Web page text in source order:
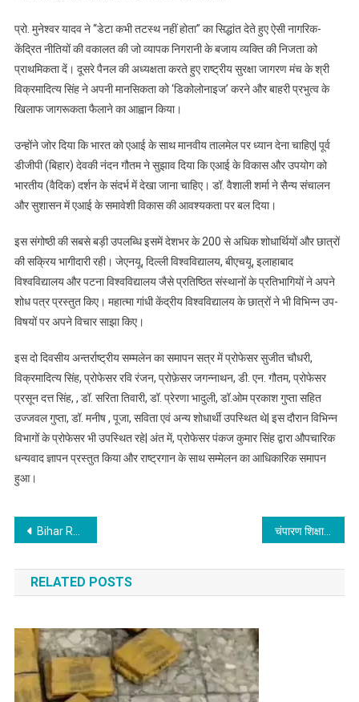
प्रो. मुनेश्वर यादव ने “डेटा कभी तटस्थ नहीं होता” का सिद्धांत देते हुए ऐसी नागरिक-
केंद्रित नीतियों की वकालत की जो व्यापक निगरानी के बजाय व्यक्ति की निजता को
प्राथमिकता दें। दूसरे पैनल की अध्यक्षता करते हुए राष्ट्रीय सुरक्षा जागरण मंच के श्री
विक्रमादित्य सिंह ने अपनी मानसिकता को ‘डिकोलोनाइज’ करने और बाहरी प्रभुत्व के
खिलाफ जागरूकता फैलाने का आह्वान किया।
उन्होंने जोर दिया कि भारत को एआई के साथ मानवीय तालमेल पर ध्यान देना चाहिए| पूर्व
डीजीपी (बिहार) देवकी नंदन गौतम ने सुझाव दिया कि एआई के विकास और उपयोग को
भारतीय (वैदिक) दर्शन के संदर्भ में देखा जाना चाहिए। डॉ. वैशाली शर्मा ने सैन्य संचालन
और सुशासन में एआई के समावेशी विकास की आवश्यकता पर बल दिया।
इस संगोष्ठी की सबसे बड़ी उपलब्धि इसमें देशभर के 200 से अधिक शोधार्थियों और छात्रों
की सक्रिय भागीदारी रही। जेएनयू, दिल्ली विश्वविद्यालय, बीएचयू, इलाहाबाद
विश्वविद्यालय और पटना विश्वविद्यालय जैसे प्रतिष्ठित संस्थानों के प्रतिभागियों ने अपने
शोध पत्र प्रस्तुत किए। महात्मा गांधी केंद्रीय विश्वविद्यालय के छात्रों ने भी विभिन्न उप-
विषयों पर अपने विचार साझा किए।
इस दो दिवसीय अन्तर्राष्ट्रीय सम्मलेन का समापन सत्र में प्रोफेसर सुजीत चौधरी,
विक्रमादित्य सिंह, प्रोफेसर रवि रंजन, प्रोफ़ेसर जगन्नाथन, डी. एन. गौतम, प्रोफेसर
प्रसून दत्त सिंह, , डॉ. सरिता तिवारी, डॉ. प्रेरणा भादुली, डॉ.ओम प्रकाश गुप्ता सहित
उज्जवल गुप्ता, डॉ. मनीष , पूजा, सविता एवं अन्य शोधार्थी उपस्थित थे| इस दौरान विभिन्न
विभागों के प्रोफेसर भी उपस्थित रहे| अंत में, प्रोफेसर पंकज कुमार सिंह द्वारा औपचारिक
धन्यवाद ज्ञापन प्रस्तुत किया और राष्ट्रगान के साथ सम्मेलन का आधिकारिक समापन
हुआ।
Post
navigation
Bihar Rajya Sabha Election: डिप्टी सीएम विजय कुमार सिन्हा ने राजद और कांग्रेस पर साधा निशाना, बोले- वे अपने ही विधायकों को होटल में बंधुआ मजदूर की तरह रखते हैं चंपारण शिक्षा : एमजीसीयू में “समावेशी पर्यटन अर्थव्यवस्था” पर विशेष व्याख्यान आयोजित
RELATED POSTS